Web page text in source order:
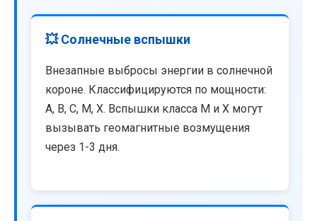
💥 Солнечные вспышки
Внезапные выбросы энергии в солнечной
короне. Классифицируются по мощности:
A, B, C, M, X. Вспышки класса M и X могут
вызывать геомагнитные возмущения
через 1-3 дня.